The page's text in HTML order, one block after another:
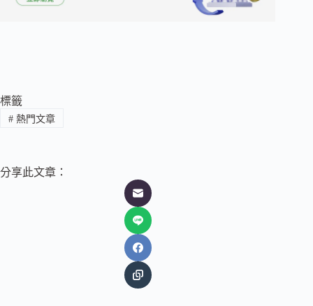
標籤
#熱門文章
分享此文章：